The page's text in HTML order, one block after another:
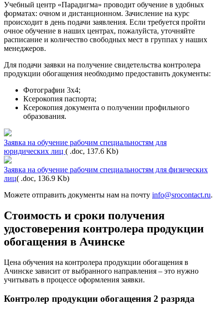
Учебный центр «Парадигма» проводит обучение в удобных
форматах: очном и дистанционном. Зачисление на курс
происходит в день подачи заявления. Если требуется пройти
очное обучение в наших центрах, пожалуйста, уточняйте
расписание и количество свободных мест в группах у наших
менеджеров.
Для подачи заявки на получение свидетельства контролера
продукции обогащения необходимо предоставить документы:
Фотографии 3х4;
Ксерокопия паспорта;
Ксерокопия документа о получении профильного
образования.
Заявка на обучение рабочим специальностям для
юридических лиц ( .doc, 137.6 Kb)
Заявка на обучение рабочим специальностям для физических
лиц( .doc, 136.9 Kb)
Можете отправить документы нам на почту info@srocontact.ru.
Стоимость и сроки получения
удостоверения контролера продукции
обогащения в Ачинске
Цена обучения на контролера продукции обогащения в
Ачинске зависит от выбранного направления – это нужно
учитывать в процессе оформления заявки.
Контролер продукции обогащения 2 разряда